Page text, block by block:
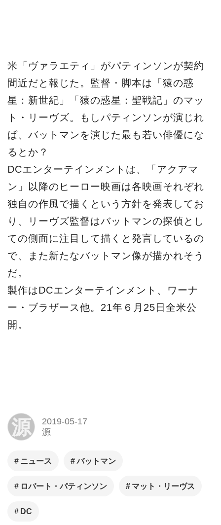
米「ヴァラエティ」がパティンソンが契約
間近だと報じた。監督・脚本は「猿の惑
星：新世紀」「猿の惑星：聖戦記」のマッ
ト・リーヴズ。もしパティンソンが演じれ
ば、バットマンを演じた最も若い俳優にな
るとか？
DCエンターテインメントは、「アクアマ
ン」以降のヒーロー映画は各映画それぞれ
独自の作風で描くという方針を発表してお
り、リーヴズ監督はバットマンの探偵とし
ての側面に注目して描くと発言しているの
で、また新たなバットマン像が描かれそう
だ。
製作はDCエンターテインメント、ワーナ
ー・ブラザース他。21年６月25日全米公
開。
源
2019-05-17
源
ニュース バットマン
ロバート・パティンソン マット・リーヴス
DC